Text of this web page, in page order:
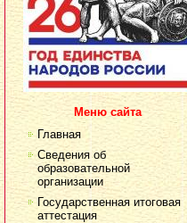
Меню сайта
Главная
Сведения об
образовательной
организации
Государственная итоговая
аттестация